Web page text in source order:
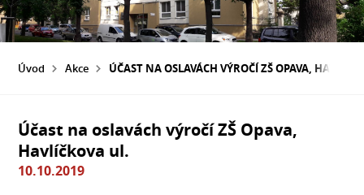
Úvod Akce ÚČAST NA OSLAVÁCH VÝROČÍ ZŠ OPAVA,
Účast na oslavách výročí ZŠ Opava,
Havlíčkova ul.
10.10.2019